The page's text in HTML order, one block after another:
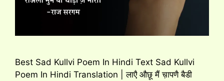
Best Sad Kullvi Poem In Hindi Text Sad Kullvi
Poem In Hindi Translation | लाएै औछू मैं च़ापणै बैडी